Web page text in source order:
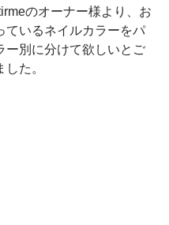
のオーナー様より、お
ているネイルカラーをパ
ー別に分けて欲しいとご
た。